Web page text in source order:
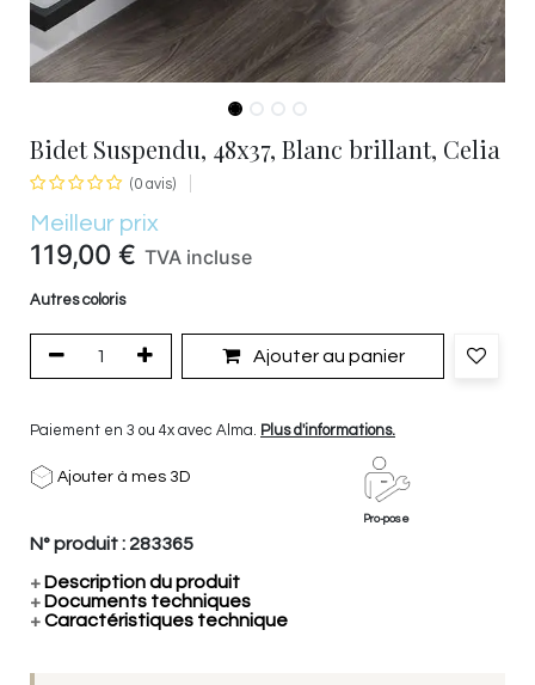
Bidet Suspendu, 48x37, Blanc brillant, Celia
(0 avis)
Meilleur prix
119,00 € TVA incluse
Autres coloris
Ajouter au panier
Paiement en 3 ou 4x avec Alma. Plus d'informations.
Ajouter à mes 3D
Pro-pose
N° produit : 283365
+ Description du produit
+ Documents techniques
+Caractéristiques technique